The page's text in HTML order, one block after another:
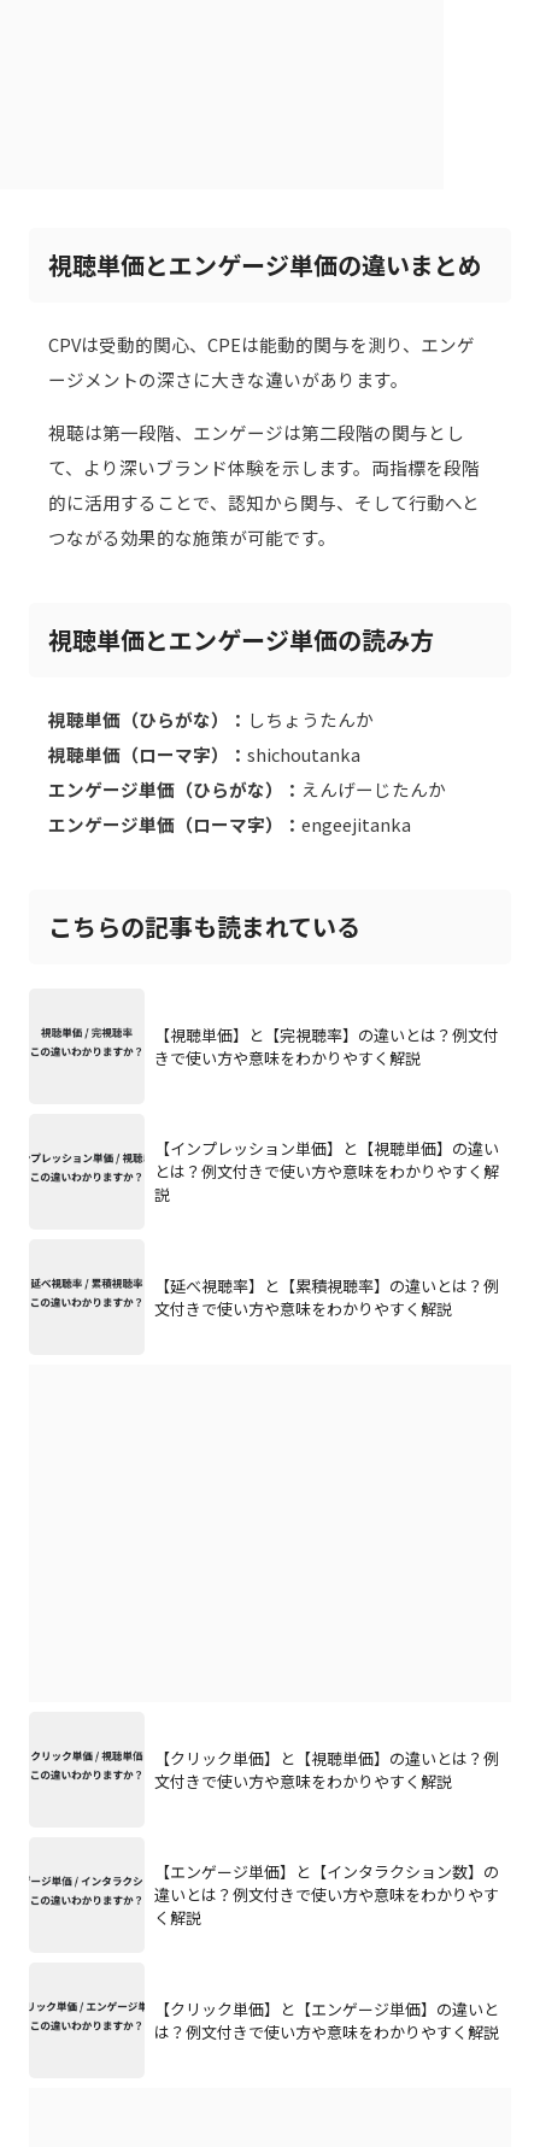
視聴単価とエンゲージ単価の違いまとめ
CPVは受動的関心、CPEは能動的関与を測り、エンゲ
ージメントの深さに大きな違いがあります。
視聴は第一段階、エンゲージは第二段階の関与とし
て、より深いブランド体験を示します。両指標を段階
的に活用することで、認知から関与、そして行動へと
つながる効果的な施策が可能です。
視聴単価とエンゲージ単価の読み方
視聴単価（ひらがな）： しちょうたんか
視聴単価（ローマ字）： shichoutanka
エンゲージ単価（ひらがな）： えんげーじたんか
エンゲージ単価（ローマ字）： engeejitanka
こちらの記事も読まれている
【視聴単価】と【完視聴率】の違いとは？例文付
きで使い方や意味をわかりやすく解説
【インプレッション単価】と【視聴単価】の違い
とは？例文付きで使い方や意味をわかりやすく解
説
【延べ視聴率】と【累積視聴率】の違いとは？例
文付きで使い方や意味をわかりやすく解説
【クリック単価】と【視聴単価】の違いとは？例
文付きで使い方や意味をわかりやすく解説
【エンゲージ単価】と【インタラクション数】の
違いとは？例文付きで使い方や意味をわかりやす
く解説
【クリック単価】と【エンゲージ単価】の違いと
は？例文付きで使い方や意味をわかりやすく解説